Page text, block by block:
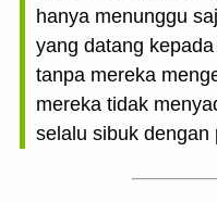
hanya menunggu
yang datang
tanpa mereka
mereka tidak
selalu sibuk dengan